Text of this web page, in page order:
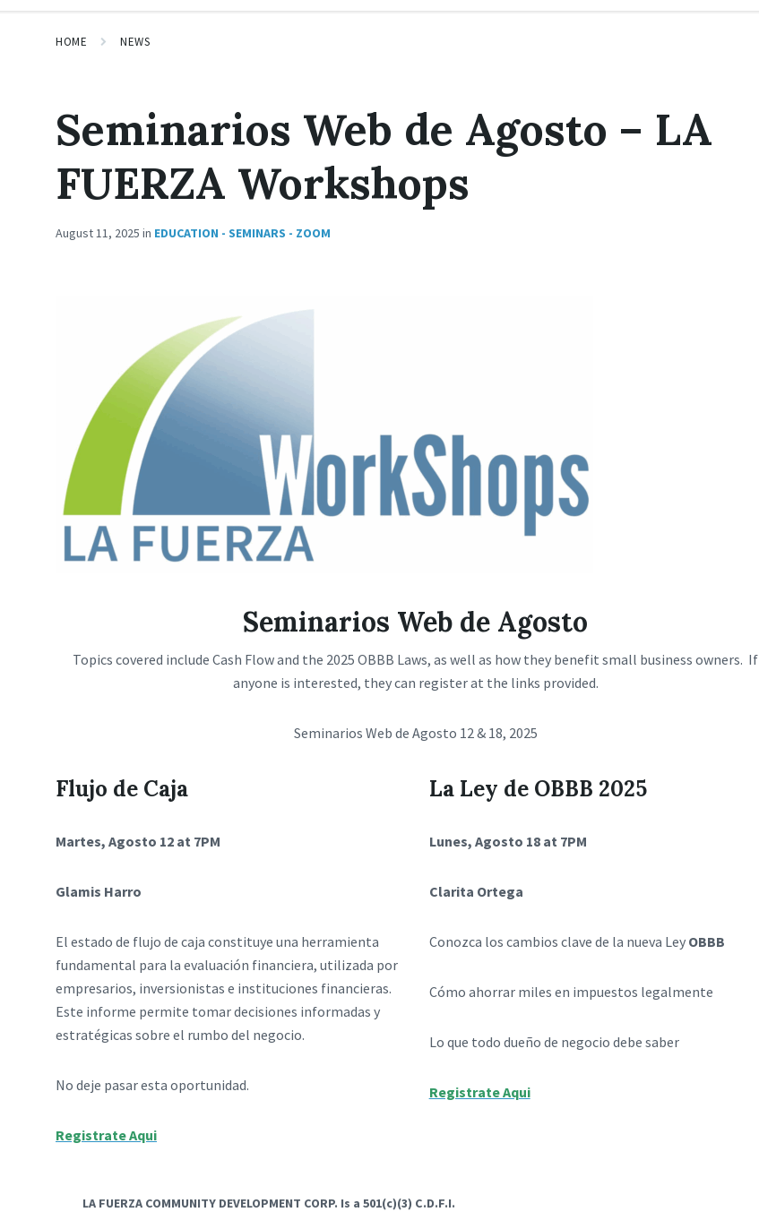
HOME NEWS
Seminarios Web de Agosto – LA
FUERZA Workshops
August 11, 2025 in EDUCATION - SEMINARS - ZOOM
Seminarios Web de Agosto
Topics covered include Cash Flow and the 2025 OBBB Laws, as well as how they benefit small business owners. If
anyone is interested, they can register at the links provided.
Seminarios Web de Agosto 12 & 18, 2025
Flujo de Caja
Martes, Agosto 12 at 7PM
Glamis Harro
El estado de flujo de caja constituye una herramienta
fundamental para la evaluación financiera, utilizada por
empresarios, inversionistas e instituciones financieras.
Este informe permite tomar decisiones informadas y
estratégicas sobre el rumbo del negocio.
No deje pasar esta oportunidad.
Registrate Aqui
La Ley de OBBB 2025
Lunes, Agosto 18 at 7PM
Clarita Ortega
Conozca los cambios clave de la nueva Ley OBBB
Cómo ahorrar miles en impuestos legalmente
Lo que todo dueño de negocio debe saber
Registrate Aqui
LA FUERZA COMMUNITY DEVELOPMENT CORP. Is a 501(c)(3) C.D.F.I.